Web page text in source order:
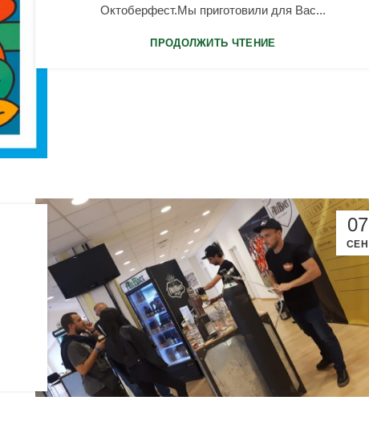
Октоберфест.Мы приготовили для Вас...
ПРОДОЛЖИТЬ ЧТЕНИЕ
07
СЕН